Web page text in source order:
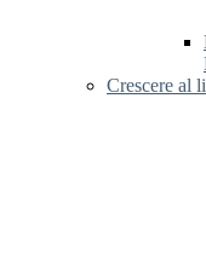
Crescere al